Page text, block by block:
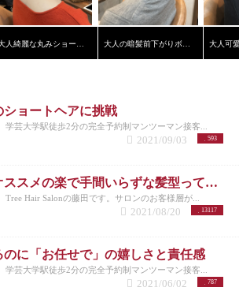
大人の暗髪前下がりボブ【学芸大学】【髪質改善】
ショートヘアに挑戦
学芸大学駅徒歩2分の完全予約制マンツーマン接客...
593
2021/09/03
産後にオススメの楽で手間いらずな髪型って？？
Tree Hair Salonの藤田です。サロンのお客様層が...
13117
2021/08/20
のに「お任せで」の嬉しさと責任感
学芸大学駅徒歩2分の完全予約制マンツーマン接客...
787
2021/06/02